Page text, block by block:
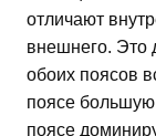
отличают
внешнего. Это
обоих поясов
поясе
поясе